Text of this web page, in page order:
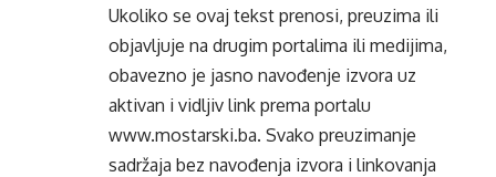
Ukoliko se ovaj tekst prenosi, preuzima ili
objavljuje na drugim portalima ili medijima,
obavezno je jasno navođenje izvora uz
aktivan i vidljiv link prema portalu
www.mostarski.ba. Svako preuzimanje
sadržaja bez navođenja izvora i linkovanja